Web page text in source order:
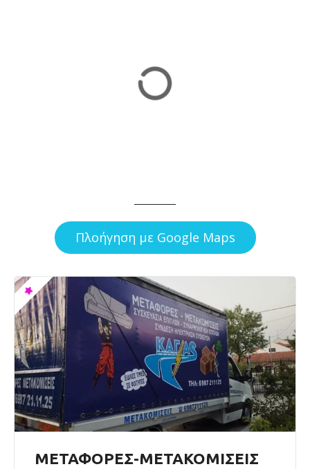
Πλοήγηση με Google Maps
ΜΕΤΑΦΟΡΕΣ-ΜΕΤΑΚΟΜΙΣΕΙΣ